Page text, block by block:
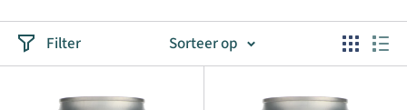
Filter Sorteer op